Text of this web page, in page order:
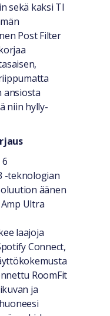
sekä kaksi TI
Post Filter
ansiosta
niin hylly-
-teknologian
äänen
Ultra
laajoja
Connect,
RoomFit
ja